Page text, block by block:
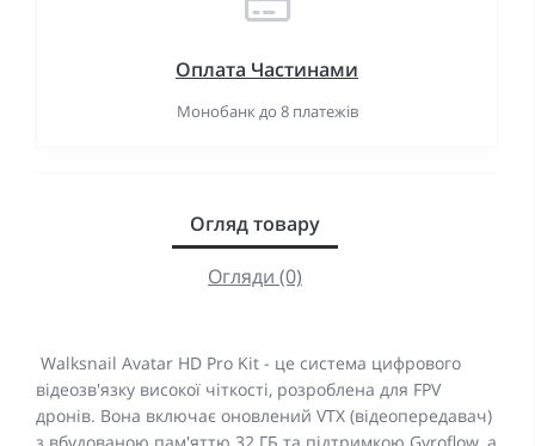
Оплата Частинами
Монобанк до 8 платежів
Огляд товару
Огляди (0)
Walksnail Avatar HD Pro Kit - це система цифрового
відеозв'язку високої чіткості, розроблена для FPV
дронів. Вона включає оновлений VTX (відеопередавач)